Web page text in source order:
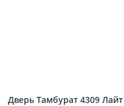
Дверь Тамбурат 4309 Лайт